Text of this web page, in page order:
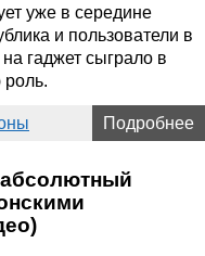
уже в середине
и пользователи в
гаджет сыграло в
Подробнее